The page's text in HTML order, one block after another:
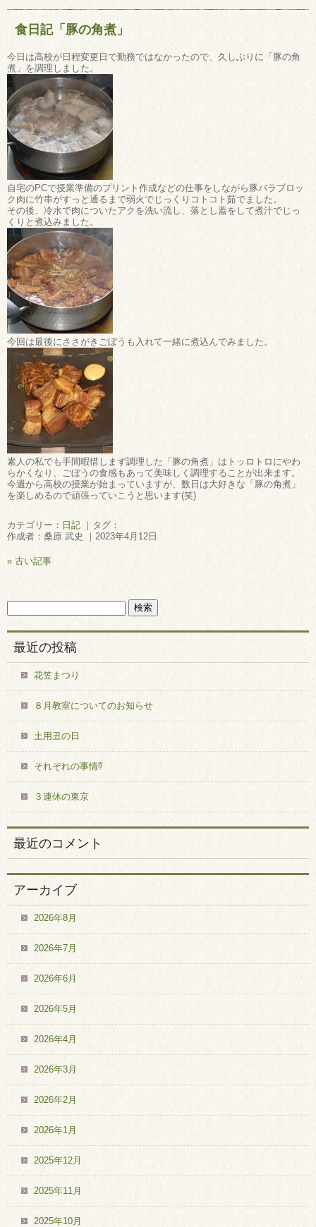
食日記「豚の角煮」
今日は高校が日程変更日で勤務ではなかったので、久しぶりに「豚の角
煮」を調理しました。
自宅のPCで授業準備のプリント作成などの仕事をしながら豚バラブロッ
ク肉に竹串がすっと通るまで弱火でじっくりコトコト茹でました。
その後、冷水で肉についたアクを洗い流し、落とし蓋をして煮汁でじっ
くりと煮込みました。
今回は最後にささがきごぼうも入れて一緒に煮込んでみました。
素人の私でも手間暇惜しまず調理した「豚の角煮」はトッロトロにやわ
らかくなり、ごぼうの食感もあって美味しく調理することが出来ます。
今週から高校の授業が始まっていますが、数日は大好きな「豚の角煮」
を楽しめるので頑張っていこうと思います(笑)
カテゴリー： 日記 ｜タグ：
作成者：桑原 武史 ｜2023年4月12日
« 古い記事
最近の投稿
花笠まつり
８月教室についてのお知らせ
土用丑の日
それぞれの事情⁉
３連休の東京
最近のコメント
アーカイブ
2026年8月
2026年7月
2026年6月
2026年5月
2026年4月
2026年3月
2026年2月
2026年1月
2025年12月
2025年11月
2025年10月